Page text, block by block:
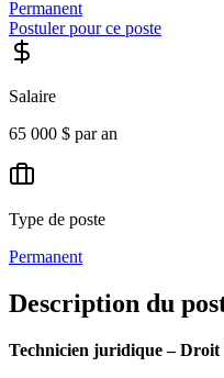
Permanent
Postuler pour ce poste
Salaire
65 000 $ par an
Type de poste
Permanent
Description du
Technicien juridique –